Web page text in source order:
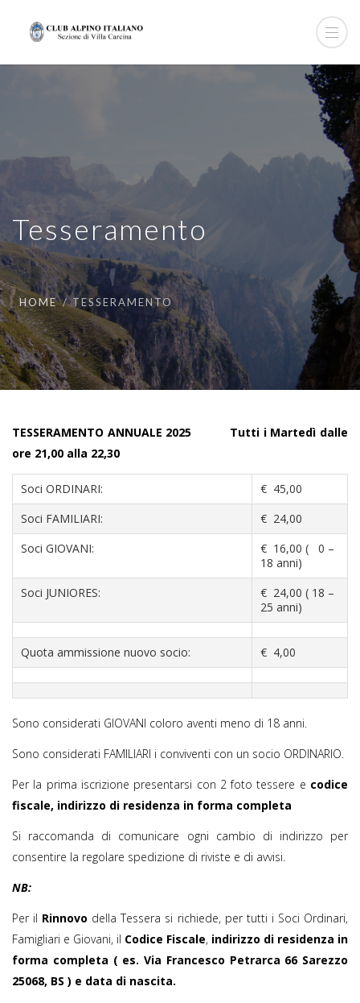
Tesseramento
HOME TESSERAMENTO
TESSERAMENTO ANNUALE 2025 Tutti i Martedì dalle
ore 21,00 alla 22,30
Soci ORDINARI:
€ 45,00
Soci FAMILIARI:
€ 24,00
Soci GIOVANI:
€ 16,00 ( 0 –
18 anni)
Soci JUNIORES:
€ 24,00 ( 18 –
25 anni)
Quota ammissione nuovo socio: € 4,00
Sono considerati GIOVANI coloro aventi meno di 18 anni.
Sono considerati FAMILIARI i conviventi con un socio ORDINARIO.
Per la prima iscrizione presentarsi con 2 foto tessere e codice
fiscale, indirizzo di residenza in forma completa
Si raccomanda di comunicare ogni cambio di indirizzo per
consentire la regolare spedizione di riviste e di avvisi.
NB:
Per il Rinnovo della Tessera si richiede, per tutti i Soci Ordinari,
Famigliari e Giovani, il Codice Fiscale, indirizzo di residenza in
forma completa ( es. Via Francesco Petrarca 66 Sarezzo
25068, BS ) e data di nascita.